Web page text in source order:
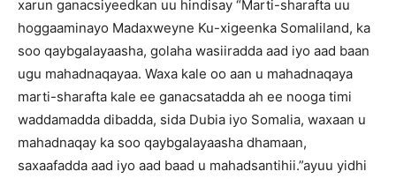
xarun ganacsiyeedkan uu hindisay “Marti-sharafta uu
hoggaaminayo Madaxweyne Ku-xigeenka Somaliland, ka
soo qaybgalayaasha, golaha wasiiradda aad iyo aad baan
ugu mahadnaqayaa. Waxa kale oo aan u mahadnaqaya
marti-sharafta kale ee ganacsatadda ah ee nooga timi
waddamadda dibadda, sida Dubia iyo Somalia, waxaan u
mahadnaqay ka soo qaybgalayaasha dhamaan,
saxaafadda aad iyo aad baad u mahadsantihii.”ayuu yidhi